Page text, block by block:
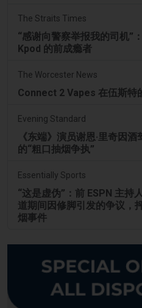
The Straits Times
“感谢向警察举报我的司机”
Kpod 的前成瘾者
The Worcester News
Connect 2 Vapes 在伍斯特
Evening Standard
《东端》演员谢恩·里奇因
的“粗口抽烟争执”
Essentially Sports
“这是虚伪”：前 ESPN 主
道期间因修脚引发的争议，
烟事件